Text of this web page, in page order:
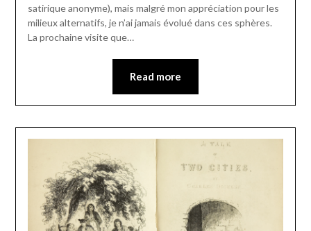
satirique anonyme), mais malgré mon appréciation pour les
milieux alternatifs, je n’ai jamais évolué dans ces sphères.
La prochaine visite que…
Read more